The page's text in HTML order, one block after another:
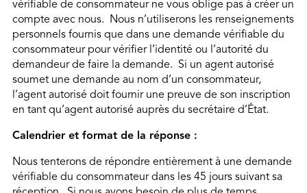
vérifiable de consommateur ne vous oblige pas à créer un
compte avec nous. Nous n’utiliserons les renseignements
personnels fournis que dans une demande vérifiable du
consommateur pour vérifier l’identité ou l’autorité du
demandeur de faire la demande. Si un agent autorisé
soumet une demande au nom d’un consommateur,
l’agent autorisé doit fournir une preuve de son inscription
en tant qu’agent autorisé auprès du secrétaire d’État.
Calendrier et format de la réponse :
Nous tenterons de répondre entièrement à une demande
vérifiable du consommateur dans les 45 jours suivant sa